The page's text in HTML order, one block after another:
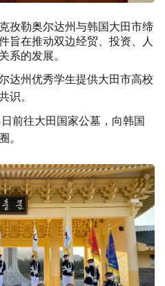
孜勒奥尔达州与韩国大田市缔
旨在推动双边经贸、投资、人
系的发展。
达州优秀学生提供大田市高校
识。
前往大田国家公墓，向韩国
。